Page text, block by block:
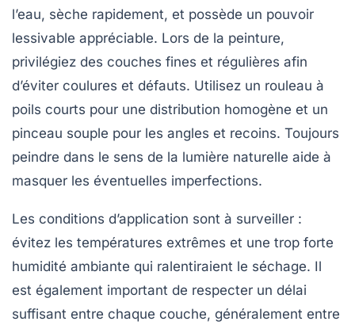
l’eau, sèche rapidement, et possède un pouvoir
lessivable appréciable. Lors de la peinture,
privilégiez des couches fines et régulières afin
d’éviter coulures et défauts. Utilisez un rouleau à
poils courts pour une distribution homogène et un
pinceau souple pour les angles et recoins. Toujours
peindre dans le sens de la lumière naturelle aide à
masquer les éventuelles imperfections.
Les conditions d’application sont à surveiller :
évitez les températures extrêmes et une trop forte
humidité ambiante qui ralentiraient le séchage. Il
est également important de respecter un délai
suffisant entre chaque couche, généralement entre